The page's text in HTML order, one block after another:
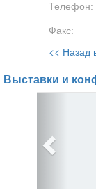
Телефон:
Факс:
<< Назад
Выставки и